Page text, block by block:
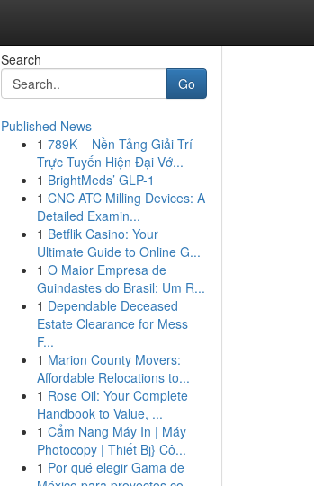
Search
Go
Published News
1 789K – Nền Tảng Giải Trí
Trực Tuyến Hiện Đại Vớ...
1 BrightMeds’ GLP-1
1 CNC ATC Milling Devices: A
Detailed Examin...
1 Betflik Casino: Your
Ultimate Guide to Online G...
1 O Maior Empresa de
Guindastes do Brasil: Um R...
1 Dependable Deceased
Estate Clearance for Mess
F...
1 Marion County Movers:
Affordable Relocations to...
1 Rose Oil: Your Complete
Handbook to Value, ...
1 Cẩm Nang Máy In | Máy
Photocopy | Thiết Bị} Cô...
1 Por qué elegir Gama de